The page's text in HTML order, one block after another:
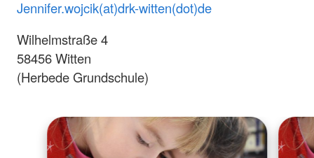
Jennifer.wojcik(at)drk-witten(dot)de
Wilhelmstraße 4
58456 Witten
(Herbede Grundschule)